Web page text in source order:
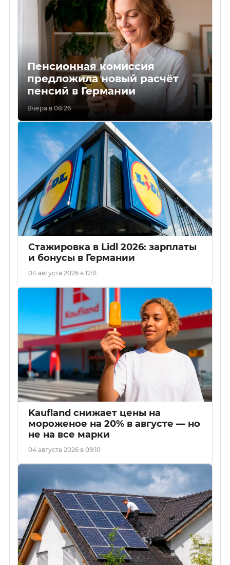
Пенсионная комиссия
предложила новый расчёт
пенсий в Германии
Вчера в 08:26
Стажировка в Lidl 2026: зарплаты
и бонусы в Германии
04 августа 2026 в 12:11
Kaufland снижает цены на
мороженое на 20% в августе — но
не на все марки
04 августа 2026 в 09:10